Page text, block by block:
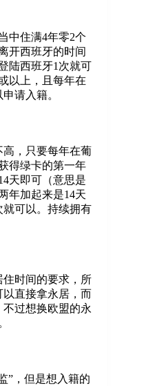
中住满4年零2个
开西班牙的时间
陆西班牙1次就可
以上，且每年在
请入籍。
，只要每年在葡
得绿卡的第一年
天即可（意思是
年加起来是14天
就可以。持续拥有
时间的要求，所
以直接拿永居，而
过想换欧盟的永
”，但是想入籍的